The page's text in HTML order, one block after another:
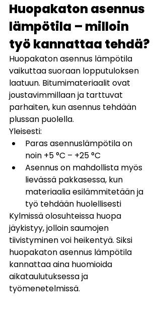
Huopakaton asennus
lämpötila – milloin
työ kannattaa tehdä?
Huopakaton asennus lämpötila
vaikuttaa suoraan lopputuloksen
laatuun. Bitumimateriaalit ovat
joustavimmillaan ja tarttuvat
parhaiten, kun asennus tehdään
plussan puolella.
Yleisesti:
Paras asennuslämpötila on
noin +5 °C – +25 °C
Asennus on mahdollista myös
lievässä pakkasessa, kun
materiaalia esilämmitetään ja
työ tehdään huolellisesti
Kylmissä olosuhteissa huopa
jäykistyy, jolloin saumojen
tiivistyminen voi heikentyä. Siksi
huopakaton asennus lämpötila
kannattaa aina huomioida
aikataulutuksessa ja
työmenetelmissä.